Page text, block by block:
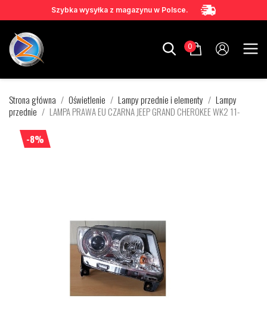
Szybka wysyłka z magazynu w Polsce.
0
Strona główna Oświetlenie Lampy przednie i elementy
Lampy
przednie
LAMPA PRAWA EU CZARNA JEEP GRAND CHEROKEE WK2 11-
-8%